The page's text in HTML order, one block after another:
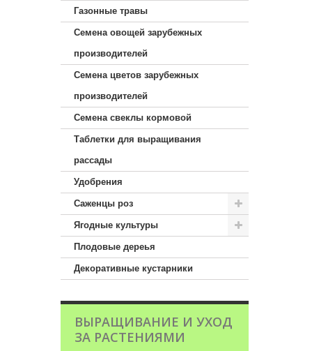
Газонные травы
Семена овощей зарубежных
производителей
Семена цветов зарубежных
производителей
Семена свеклы кормовой
Таблетки для выращивания
рассады
Удобрения
Саженцы роз
Ягодные культуры
Плодовые дереья
Декоративные кустарники
ВЫРАЩИВАНИЕ И УХОД
ЗА РАСТЕНИЯМИ